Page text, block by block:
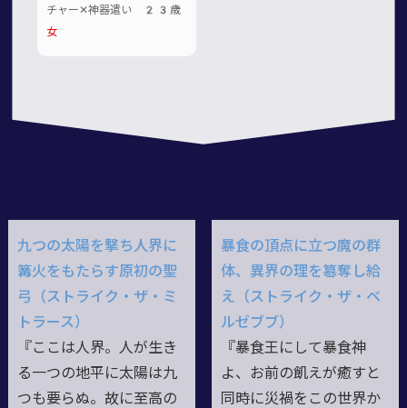
チャー✕神器遣い 23歳
女
九つの太陽を撃ち人界に
篝火をもたらす原初の聖
弓（ストライク・ザ・ミ
トラース）
『ここは人界。人が生き
る一つの地平に太陽は九
つも要らぬ。故に至高の
暴食の頂点に立つ魔の群
体、異界の理を簒奪し給
え（ストライク・ザ・ベ
ルゼブブ）
『暴食王にして暴食神
よ、お前の飢えが癒すと
同時に災禍をこの世界か